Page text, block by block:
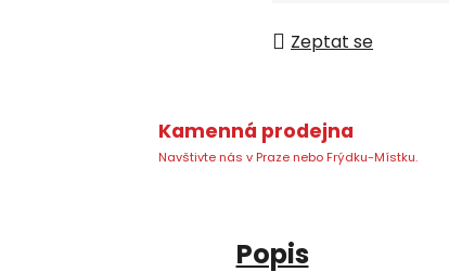
Zeptat se
Kamenná prodejna
Navštivte nás v Praze nebo Frýdku-Místku.
Popis